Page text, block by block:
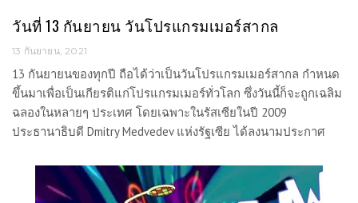
วันที่ 13 กันยายน วันโปรแกรมเมอร์สากล
13 กันยายน, 2021
13 กันยายนของทุกปี ถือได้ว่าเป็นวันโปรแกรมเมอร์สากล กำหนด
ขึ้นมาเพื่อเป็นเกียรติแก่โปรแกรมเมอร์ทั่วโลก ซึ่งวันนี้ก็จะถูกเฉลิม
ฉลองในหลายๆ ประเทศ โดยเฉพาะในรัสเซียในปี 2009
ประธานาธิบดี Dmitry Medvedev แห่งรัฐเซีย ได้ลงนามประกาศ